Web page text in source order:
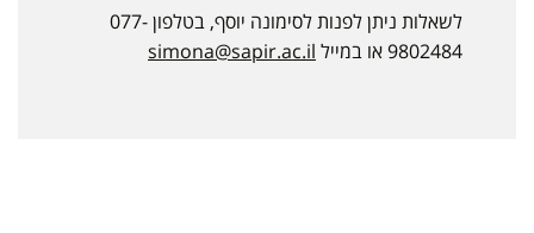
לשאלות ניתן לפנות לסימונה יוסף, בטלפון 077-
9802484 או במייל
simona@sapir.ac.il